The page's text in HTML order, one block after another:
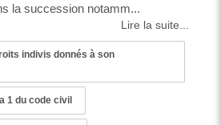
la succession notamm...
Lire la suite...
indivis donnés à son
1 du code civil